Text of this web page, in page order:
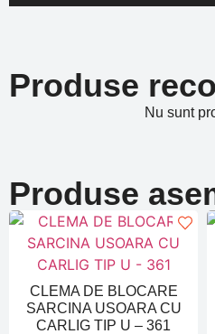
Produse
Nu sunt
Produse
CLEMA DE BLOCARE
SARCINA USOARA CU
CARLIG TIP U – 361